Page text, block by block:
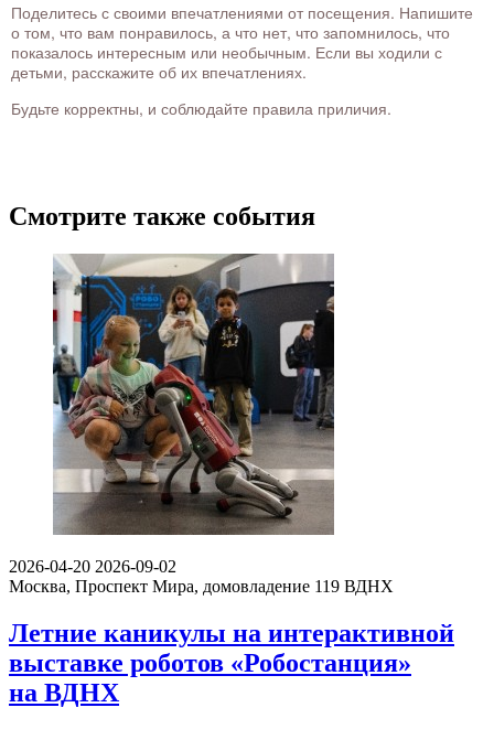
Поделитесь с своими впечатлениями от посещения. Напишите
о том, что вам понравилось, а что нет, что запомнилось, что
показалось интересным или необычным. Если вы ходили с
детьми, расскажите об их впечатлениях.
Будьте корректны, и соблюдайте правила приличия.
Смотрите также события
2026-04-20 2026-09-02
Москва, Проспект Мира, домовладение 119 ВДНХ
Летние каникулы на интерактивной
выставке роботов «Робостанция»
на ВДНХ